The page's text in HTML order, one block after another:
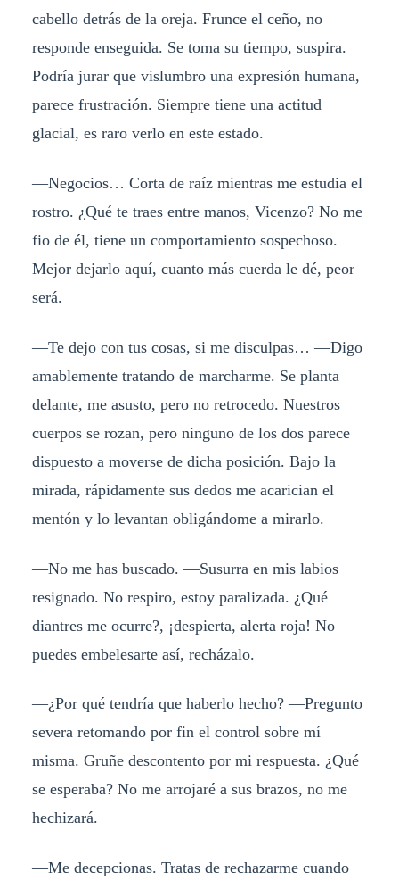
cabello detrás de la oreja. Frunce el ceño, no
responde enseguida. Se toma su tiempo, suspira.
Podría jurar que vislumbro una expresión humana,
parece frustración. Siempre tiene una actitud
glacial, es raro verlo en este estado.
—Negocios… Corta de raíz mientras me estudia el
rostro. ¿Qué te traes entre manos, Vicenzo? No me
fio de él, tiene un comportamiento sospechoso.
Mejor dejarlo aquí, cuanto más cuerda le dé, peor
será.
—Te dejo con tus cosas, si me disculpas… —Digo
amablemente tratando de marcharme. Se planta
delante, me asusto, pero no retrocedo. Nuestros
cuerpos se rozan, pero ninguno de los dos parece
dispuesto a moverse de dicha posición. Bajo la
mirada, rápidamente sus dedos me acarician el
mentón y lo levantan obligándome a mirarlo.
—No me has buscado. —Susurra en mis labios
resignado. No respiro, estoy paralizada. ¿Qué
diantres me ocurre?, ¡despierta, alerta roja! No
puedes embelesarte así, recházalo.
—¿Por qué tendría que haberlo hecho? —Pregunto
severa retomando por fin el control sobre mí
misma. Gruñe descontento por mi respuesta. ¿Qué
se esperaba? No me arrojaré a sus brazos, no me
hechizará.
—Me decepcionas. Tratas de rechazarme cuando